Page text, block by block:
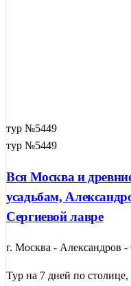
тур №5449
тур №5449
Вся Москва и
усадьбам,
Сергиевой лавре
г. Москва - Александров
Тур на 7 дней по